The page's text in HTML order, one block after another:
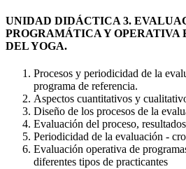
UNIDAD DIDÁCTICA 3.
PROGRAMÁTICA Y OPERATIVA
DEL YOGA.
Procesos y periodicidad de la
programa de referencia.
Aspectos cuantitativos y
Diseño de los procesos de la
Evaluación del proceso,
Periodicidad de la evaluación -
Evaluación operativa de
diferentes tipos de practicantes